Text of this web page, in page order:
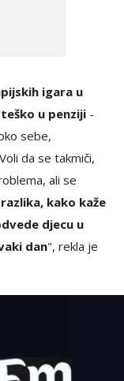
igara u
u penziji -
sebe,
da se takmiči,
ali se
kako kaže
djecu u
dan", rekla je